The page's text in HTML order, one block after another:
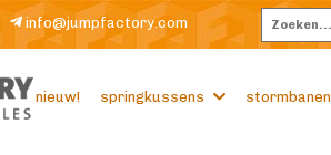
info@jumpfactory.com
nieuw! springkussens stormbanen